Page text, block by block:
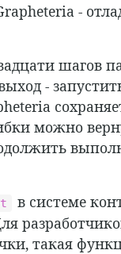
-
шагов
-
можно
в системе
такая